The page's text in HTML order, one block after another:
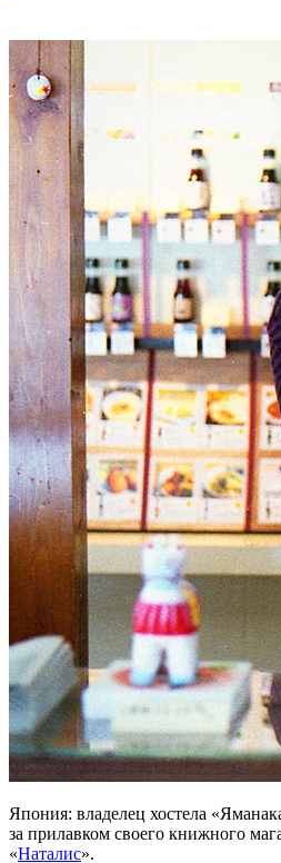
Япония: владелец хостела
за прилавком своего книжного
«Наталис».